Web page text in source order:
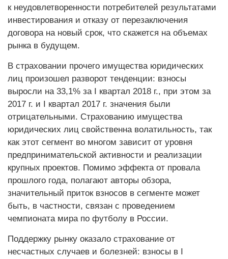
к неудовлетворенности потребителей результатами
инвестирования и отказу от перезаключения
договора на новый срок, что скажется на объемах
рынка в будущем.
В страховании прочего имущества юридических
лиц произошел разворот тенденции: взносы
выросли на 33,1% за I квартал 2018 г., при этом за
2017 г. и I квартал 2017 г. значения были
отрицательными. Страхованию имущества
юридических лиц свойственна волатильность, так
как этот сегмент во многом зависит от уровня
предпринимательской активности и реализации
крупных проектов. Помимо эффекта от провала
прошлого года, полагают авторы обзора,
значительный приток взносов в сегменте может
быть, в частности, связан с проведением
чемпионата мира по футболу в России.
Поддержку рынку оказало страхование от
несчастных случаев и болезней: взносы в I